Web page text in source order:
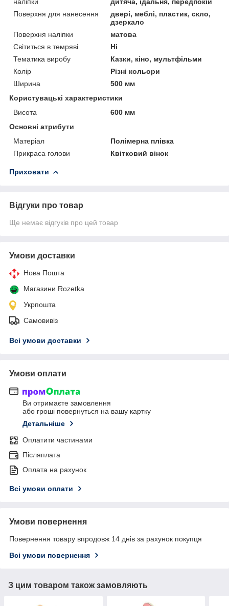
Поверхня для нанесення
двері, меблі, пластик, скло,
дзеркало
Поверхня наліпки
матова
Світиться в темряві
Ні
Тематика виробу
Казки, кіно, мультфільми
Колір
Різні кольори
Ширина
500 мм
Користувацькi характеристики
Висота
600 мм
Основні атрибути
Матеріал
Полімерна плівка
Прикраса голови
Квітковий вінок
Приховати
Відгуки про товар
Ще немає відгуків про цей товар
Умови доставки
Нова Пошта
Магазини Rozetka
Укрпошта
Самовивіз
Всі умови доставки
Умови оплати
Ви отримаєте замовлення
або гроші повернуться на вашу картку
Детальніше
Оплатити частинами
Післяплата
Оплата на рахунок
Всі умови оплати
Умови повернення
Повернення товару впродовж 14 днів за рахунок покупця
Всі умови повернення
З цим товаром також замовляють